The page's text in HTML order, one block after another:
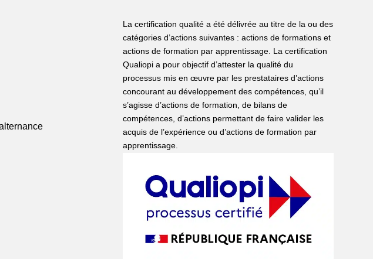
La certification qualité a été délivrée au titre de la ou des
catégories d’actions suivantes : actions de formations et
actions de formation par apprentissage. La certification
Qualiopi a pour objectif d’attester la qualité du
processus mis en œuvre par les prestataires d’actions
concourant au développement des compétences, qu’il
s’agisse d’actions de formation, de bilans de
compétences, d’actions permettant de faire valider les
acquis de l’expérience ou d’actions de formation par
apprentissage.